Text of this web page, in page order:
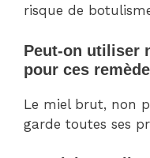
risque de
Peut-on utiliser
pour ces
Le miel brut, non
garde toutes ses